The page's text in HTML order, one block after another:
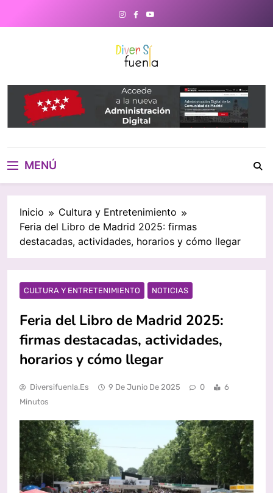
DiverSiFuenla
Diversifuenla – Tu medio digital
de referencia en Fuenlabrada.
Noticias, eventos culturales,
gastronomía y un directorio de
MENÚ
Inicio
Cultura y Entretenimiento
Feria del Libro de Madrid 2025: firmas
destacadas, actividades, horarios y cómo llegar
CULTURA Y ENTRETENIMIENTO NOTICIAS
Feria del Libro de Madrid 2025:
firmas destacadas, actividades,
horarios y cómo llegar
Diversifuenla.es 9 De Junio De 2025 0
6
Minutos